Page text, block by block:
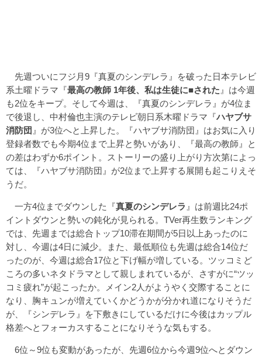
先週ついにフジ月9『真夏のシンデレラ』を破った日本テレビ
系土曜ドラマ『最高の教師 1年後、私は生徒に■された 』は今週
も2位をキープ。そして今週は、『真夏のシンデレラ』が4位ま
で後退し、中村倫也主演のテレビ朝日系木曜ドラマ『ハヤブサ
消防団 』が3位へと上昇した。『ハヤブサ消防団』はお気に入り
登録者数でも今期4位まで上昇と勢いがあり、『最高の教師』と
の差はわずか6ポイント。ストーリーの盛り上がり方次第によっ
ては、『ハヤブサ消防団』が2位まで上昇する展開も起こりえそ
うだ。
一方4位までダウンした『真夏のシンデレラ 』は前週比24ポ
イントダウンと勢いの鈍化が見られる。TVer再生数ランキング
では、先週までは総合トップ10滞在期間が5日以上あったのに
対し、今週は4日に減少。また、最低順位も先週は総合14位だ
ったのが、今週は総合17位と下げ幅が増している。ツッコミど
ころの多いネタドラマとして親しまれているが、さすがに“ツッ
コミ疲れ”が起こったか。メイン2人がようやく交際することに
なり、胸キュンが増えていくかどうかが分かれ道になりそうだ
が、『シンデレラ』を下敷きにしているだけに今後はカップル
格差へとフォーカスすることになりそうな気もする。
6位～9位も変動があったが、先週6位から今週9位へとダウン